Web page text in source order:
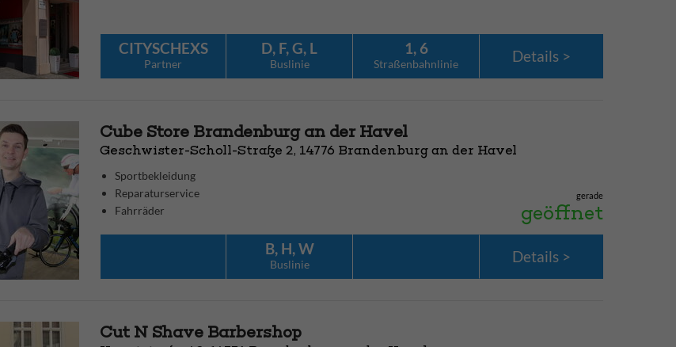
CITYSCHEXS
Partner
D, F, G, L
Bus­linie
1, 6
Straßenbahn­linie Details
Cube Store Brandenburg an der Havel
Geschwister-Scholl-Straße 2, 14776 Brandenburg an der Havel
Sportbekleidung
Reparaturservice
Fahrräder
gerade
geöffnet
B, H, W
Bus­linie Details
Cut N Shave Barbershop